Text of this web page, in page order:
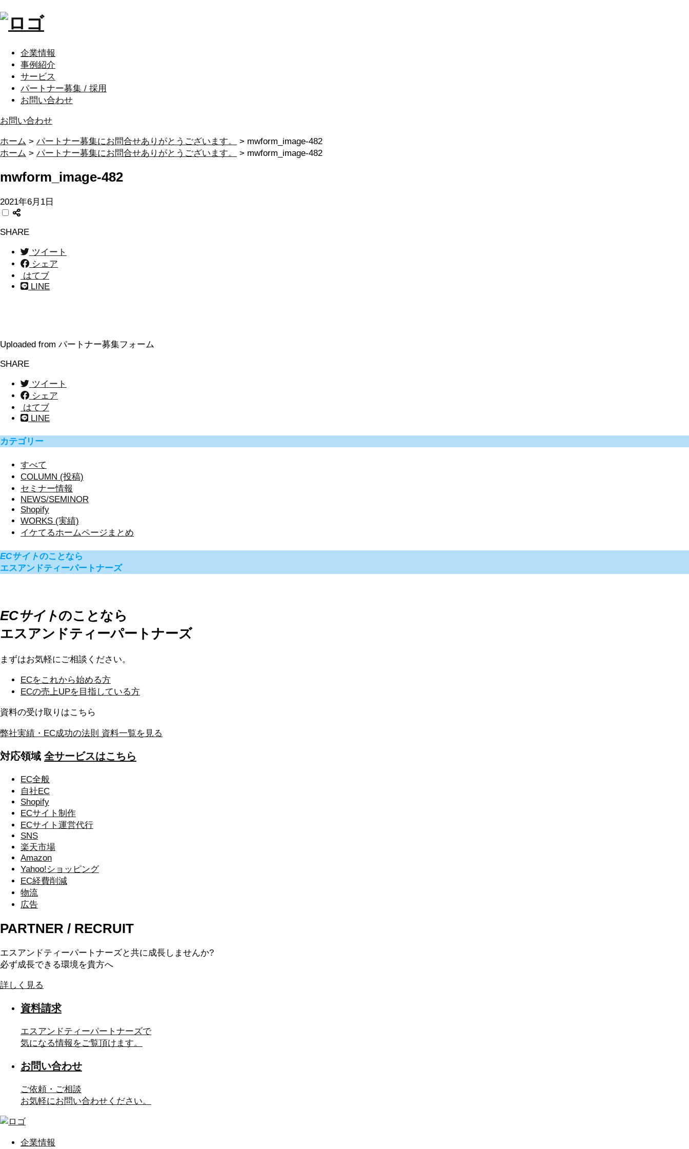
企業情報
事例紹介
サービス
パートナー募集 / 採用
お問い合わせ
お問い合わせ
ホーム > パートナー募集にお問合せありがとうございます。 > mwform_image-482
ホーム > パートナー募集にお問合せありがとうございます。 > mwform_image-482
mwform_image-482
2021年6月1日
SHARE
ツイート
シェア
はてブ
LINE
Uploaded from パートナー募集フォーム
SHARE
ツイート
シェア
はてブ
LINE
カテゴリー
すべて
COLUMN (投稿)
セミナー情報
NEWS/SEMINOR
Shopify
WORKS (実績)
イケてるホームページまとめ
ECサイトのことなら
エスアンドティーパートナーズ
ECサイトのことなら
エスアンドティーパートナーズ
まずはお気軽にご相談ください。
ECをこれから始める方
ECの売上UPを目指している方
資料の受け取りはこちら
弊社実績・EC成功の法則 資料一覧を見る
対応領域 全サービスはこちら
EC全般
自社EC
Shopify
ECサイト制作
ECサイト運営代行
SNS
楽天市場
Amazon
Yahoo!ショッピング
EC経費削減
物流
広告
PARTNER / RECRUIT
エスアンドティーパートナーズと共に成長しませんか?
必ず成長できる環境を貴方へ
詳しく見る
資料請求
エスアンドティーパートナーズで
気になる情報をご覧頂けます。
お問い合わせ
ご依頼・ご相談
お気軽にお問い合わせください。
企業情報